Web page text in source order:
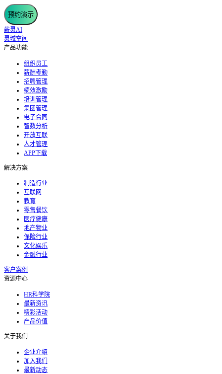
预约演示
薪灵AI
灵域空间
产品功能
组织员工
薪酬考勤
招聘管理
绩效激励
培训管理
集团管理
电子合同
智数分析
开放互联
人才管理
APP下载
解决方案
制造行业
互联网
教育
零售餐饮
医疗健康
地产物业
保险行业
文化娱乐
金融行业
客户案例
资源中心
HR科学院
最新资讯
精彩活动
产品价值
关于我们
企业介绍
加入我们
最新动态